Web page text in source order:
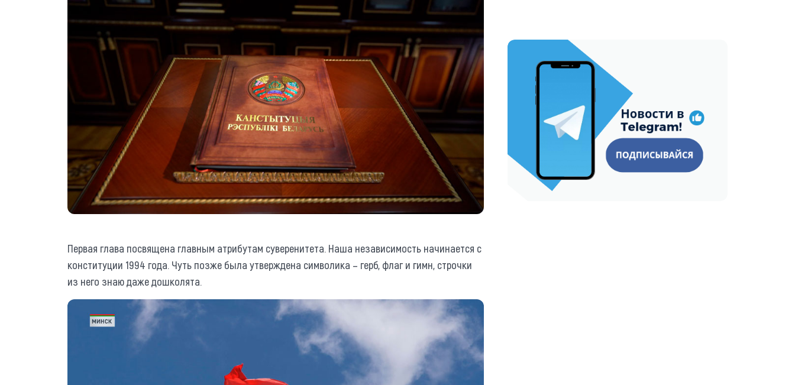
Первая глава посвящена главным атрибутам суверенитета. Наша независимость начинается с
конституции 1994 года. Чуть позже была утверждена символика – герб, флаг и гимн, строчки
из него знаю даже дошколята.
https://t.me/minskctvby